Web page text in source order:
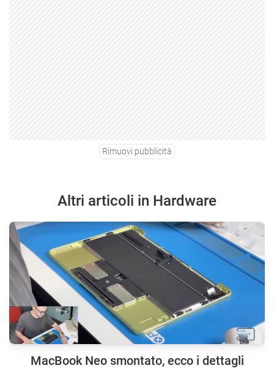
Rimuovi pubblicità
Altri articoli in Hardware
MacBook Neo smontato, ecco i dettagli